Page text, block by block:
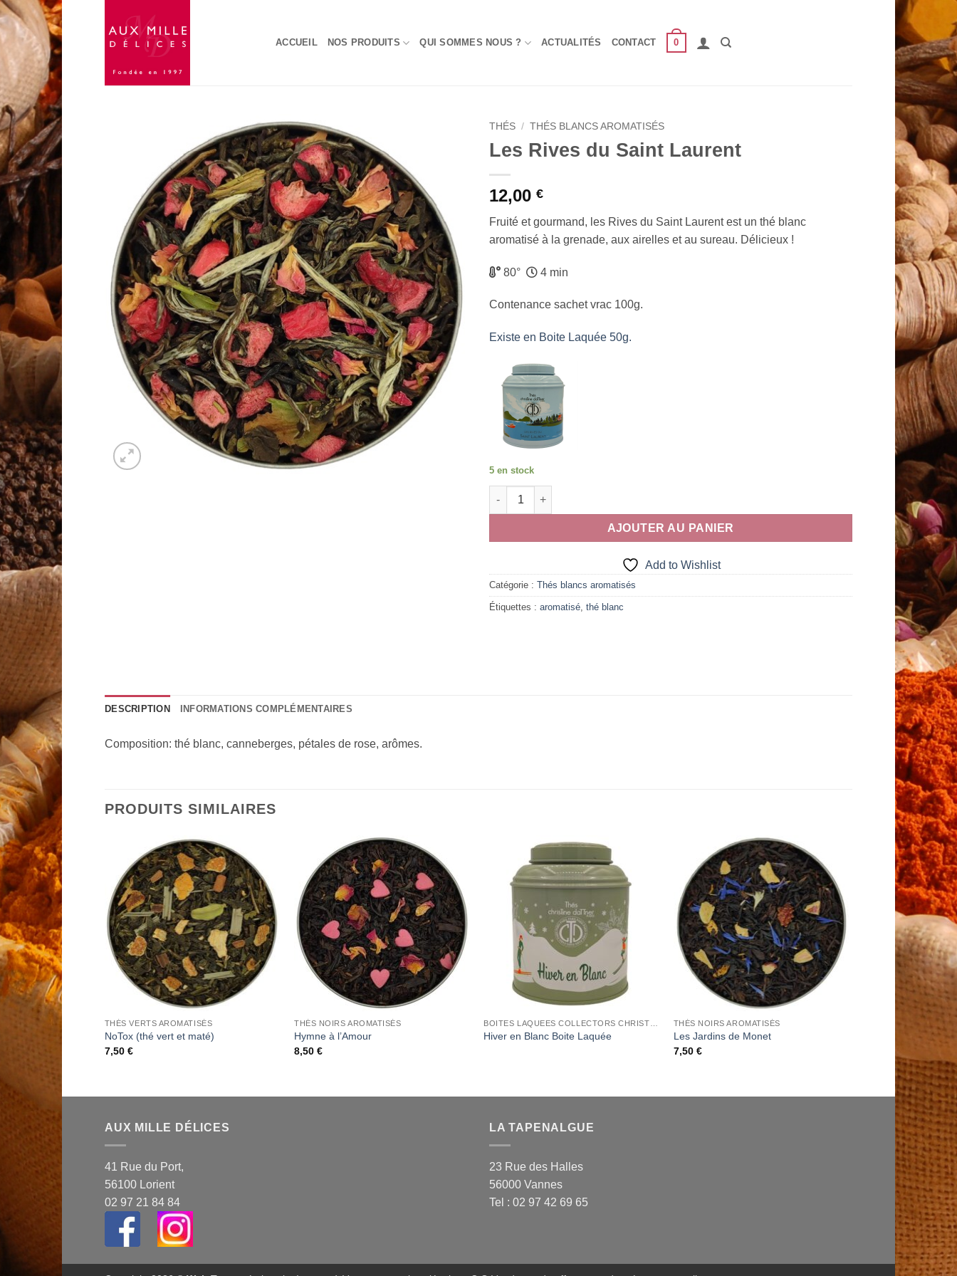
Passer
au
contenu
ACCUEIL NOS PRODUITS QUI SOMMES NOUS ? ACTUALITÉS CONTACT 0
THÉS / THÉS BLANCS AROMATISÉS
Les Rives du Saint Laurent
12,00 €
Fruité et gourmand, les Rives du Saint Laurent est un thé blanc
aromatisé à la grenade, aux airelles et au sureau. Délicieux !
80° 4 min
Contenance sachet vrac 100g.
Existe en Boite Laquée 50g.
5 en stock
quantité de Les Rives du Saint Laurent
AJOUTER AU PANIER
Add to Wishlist
Catégorie : Thés blancs aromatisés
Étiquettes : aromatisé, thé blanc
DESCRIPTION INFORMATIONS COMPLÉMENTAIRES
Composition: thé blanc, canneberges, pétales de rose, arômes.
PRODUITS SIMILAIRES
Add to
Wishlist
THÉS VERTS AROMATISÉS
NoTox (thé vert et maté)
7,50 €
Add to
Wishlist
THÉS NOIRS AROMATISÉS
Hymne à l’Amour
8,50€
Add to
Wishlist
Hiver en Blanc Boite Laquée
Add to
Wishlist
THÉS NOIRS AROMATISÉS
Les Jardins de Monet
7,50 €
Add to
Wishlist
AUX MILLE DÉLICES
41 Rue du Port,
56100 Lorient
02 97 21 84 84
LA TAPENALGUE
23 Rue des Halles
56000 Vannes
Tel : 02 97 42 69 65